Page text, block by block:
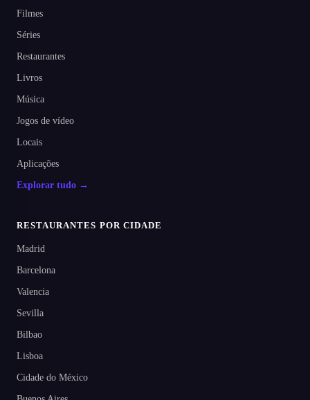
Filmes
Séries
Restaurantes
Livros
Música
Jogos de vídeo
Locais
Aplicações
Explorar tudo →
RESTAURANTES POR CIDADE
Madrid
Barcelona
Valencia
Sevilla
Bilbao
Lisboa
Cidade do México